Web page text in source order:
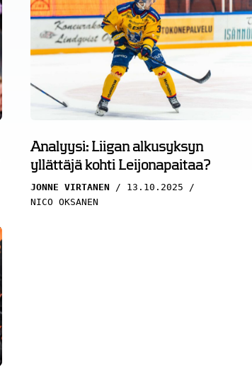
Analyysi: Liigan alkusyksyn
yllättäjä kohti Leijonapaitaa?
JONNE VIRTANEN
13.10.2025
NICO OKSANEN